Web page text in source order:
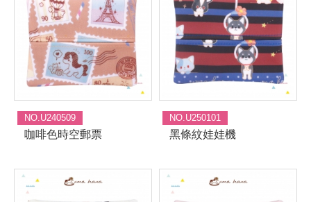
NO.U240509
咖啡色時空郵票
NO.U250101
黑條紋娃娃機